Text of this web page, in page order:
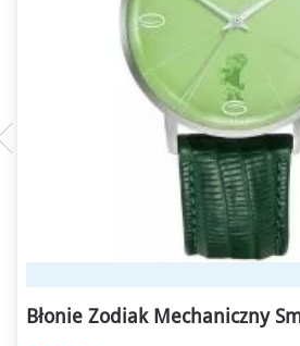
Błonie Zodiak Mechaniczny